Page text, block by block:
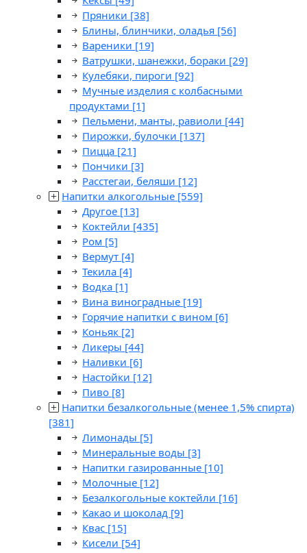
Пряники [38]
Блины, блинчики, оладья [56]
Вареники [19]
Ватрушки, шанежки, бораки [29]
Кулебяки, пироги [92]
Мучные изделия с колбасными
продуктами [1]
Пельмени, манты, равиоли [44]
Пирожки, булочки [137]
Пицца [21]
Пончики [3]
Расстегаи, беляши [12]
Напитки алкогольные [559]
Другое [13]
Коктейли [435]
Ром [5]
Вермут [4]
Текила [4]
Водка [1]
Вина виноградные [19]
Горячие напитки с вином [6]
Коньяк [2]
Ликеры [44]
Наливки [6]
Настойки [12]
Пиво [8]
Напитки безалкогольные (менее 1,5% спирта)
[381]
Лимонады [5]
Минеральные воды [3]
Напитки газированные [10]
Молочные [12]
Безалкогольные коктейли [16]
Какао и шоколад [9]
Квас [15]
Кисели [54]